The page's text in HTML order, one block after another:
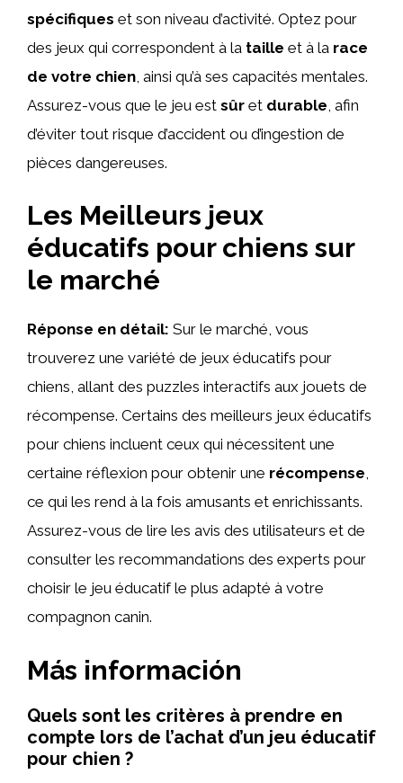
spécifiques et son niveau d’activité. Optez pour
des jeux qui correspondent à la taille et à la race
de votre chien , ainsi qu’à ses capacités mentales.
Assurez-vous que le jeu est sûr et durable , afin
d’éviter tout risque d’accident ou d’ingestion de
pièces dangereuses.
Les Meilleurs jeux
éducatifs pour chiens sur
le marché
Réponse en détail: Sur le marché, vous
trouverez une variété de jeux éducatifs pour
chiens, allant des puzzles interactifs aux jouets de
récompense. Certains des meilleurs jeux éducatifs
pour chiens incluent ceux qui nécessitent une
certaine réflexion pour obtenir une récompense,
ce qui les rend à la fois amusants et enrichissants.
Assurez-vous de lire les avis des utilisateurs et de
consulter les recommandations des experts pour
choisir le jeu éducatif le plus adapté à votre
compagnon canin.
Más información
Quels sont les critères à prendre en
compte lors de l’achat d’un jeu éducatif
pour chien ?